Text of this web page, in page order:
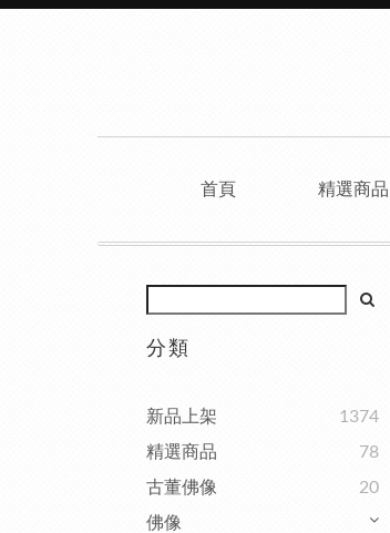
首頁 精選商品
分類
新品上架
1374
精選商品
78
古董佛像
20
佛像